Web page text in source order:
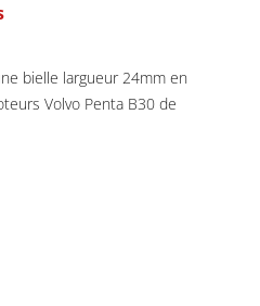
bielle largueur 24mm en
Volvo Penta B30 de